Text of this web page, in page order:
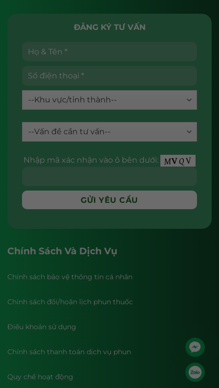
ĐĂNG KÝ TƯ VẤN
Nhập mã xác nhận vào ô bên dưới:
Chính Sách Và Dịch Vụ
Chính sách bảo vệ thông tin cá nhân
Chính sách đổi/hoãn lịch phun thuốc
Điều khoản sử dụng
Chính sách thanh toán dịch vụ phun
Quy chế hoạt động